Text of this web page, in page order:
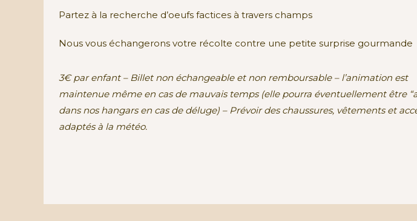
Partez à la recherche d’oeufs factices à travers champs
Nous vous échangerons votre récolte contre une petite surprise gourmande
3€ par enfant – Billet non échangeable et non remboursable – l’animation est
maintenue même en cas de mauvais temps (elle pourra éventuellement être
dans nos hangars en cas de déluge) – Prévoir des chaussures, vêtements et
adaptés à la météo.